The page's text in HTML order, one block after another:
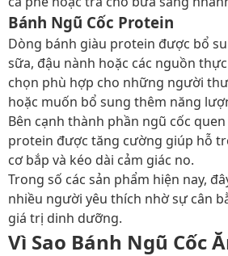
Bánh Ngũ Cốc Protein
Dòng bánh giàu protein được bổ
sữa, đậu nành hoặc các nguồn
chọn phù hợp cho những người
hoặc muốn bổ sung thêm năng
Bên cạnh thành phần ngũ cốc
protein được tăng cường giúp hỗ
cơ bắp và kéo dài cảm giác no.
Trong số các sản phẩm hiện nay,
nhiều người yêu thích nhờ sự cân
giá trị dinh dưỡng.
Vì Sao Bánh Ngũ Cốc